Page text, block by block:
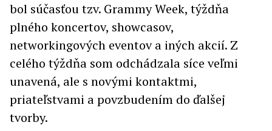
bol súčasťou tzv. Grammy Week, týždňa
plného koncertov, showcasov,
networkingových eventov a iných akcií. Z
celého týždňa som odchádzala síce veľmi
unavená, ale s novými kontaktmi,
priateľstvami a povzbudením do ďalšej
tvorby.